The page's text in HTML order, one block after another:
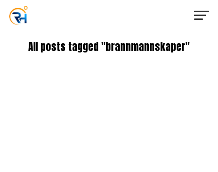
All posts tagged "brannmannskaper"